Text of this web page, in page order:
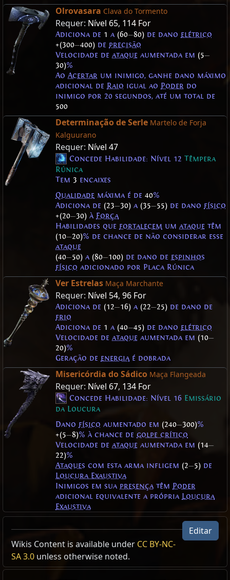
Olrovasara Clava do Tormento
Requer: Nível 65, 114 For
Adiciona de 1 a (60—80) de dano elétrico
+(300—400) de precisão
Velocidade de ataque aumentada em (5—
30)%
Ao Acertar um inimigo, ganhe dano máximo
adicional de Raio igual ao Poder do
inimigo por 20 segundos, até um total de
500
Determinação de Serle Martelo de Forja
Kalguurano
Requer: Nível 47
Concede Habilidade: Nível 12Têmpera
Rúnica
Tem 3 encaixes
Qualidade máxima é de 40%
Adiciona de (23—30) a (35—55) de dano físico
+(20—30) à Força
Habilidades que fortalecem um ataque têm
(10—20)% de chance de não considerar esse
ataque
(40—50) a (80—100) de dano de espinhos
físico adicionado por Placa Rúnica
Ver Estrelas Maça Marchante
Requer: Nível 54, 96 For
Adiciona de (12—16) a (22—25) de dano de
frio
Adiciona de 1 a (40—45) de dano elétrico
Velocidade de ataque aumentada em (10—
20)%
Geração de energia é dobrada
Misericórdia do Sádico Maça Flangeada
Requer: Nível 67, 134 For
Concede Habilidade: Nível 16 Emissário
da Loucura
Dano físico aumentado em (240—300)%
+(5—8)% à chance de golpe crítico
Velocidade de ataque aumentada em (14—
22)%
Ataques com esta arma infligem (2—5) de
Loucura Exaustiva
Inimigos em sua presença têm Poder
adicional equivalente a própria Loucura
Exaustiva
Maças
Maças são armascorpo a corpoque podem ser deuma
Modifier weight
Orbe Vaal Corrompido Encantamento /13
1 1 1
Requisitos deatributo reduzidos em#%
1 1Danofísicoaumentado em
#%
Arauto Ataque Ativação Bônus
Main Hand Off Hand
Melee Skills
Maças de Uma
Unarmed
Golpe com
Editar
Wikis Content is available under CC BY-NC-
SA 3.0 unless otherwise noted.